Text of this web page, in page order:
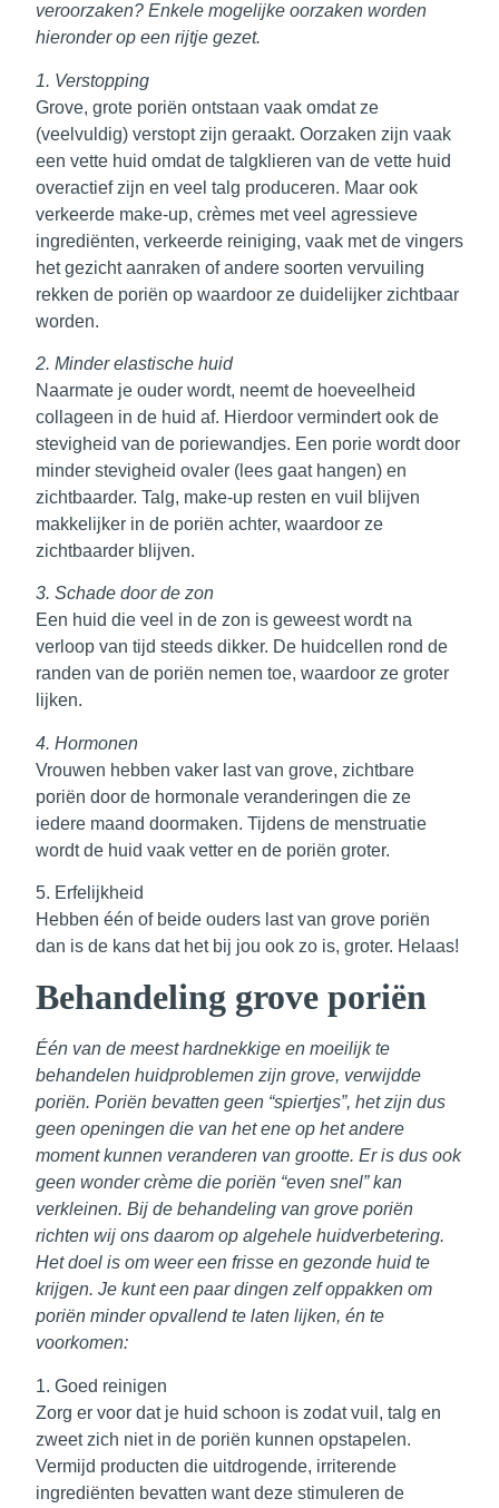
veroorzaken? Enkele mogelijke oorzaken worden
hieronder op een rijtje gezet.
1. Verstopping
Grove, grote poriën ontstaan vaak omdat ze
(veelvuldig) verstopt zijn geraakt. Oorzaken zijn vaak
een vette huid omdat de talgklieren van de vette huid
overactief zijn en veel talg produceren. Maar ook
verkeerde make-up, crèmes met veel agressieve
ingrediënten, verkeerde reiniging, vaak met de vingers
het gezicht aanraken of andere soorten vervuiling
rekken de poriën op waardoor ze duidelijker zichtbaar
worden.
2. Minder elastische huid
Naarmate je ouder wordt, neemt de hoeveelheid
collageen in de huid af. Hierdoor vermindert ook de
stevigheid van de poriewandjes. Een porie wordt door
minder stevigheid ovaler (lees gaat hangen) en
zichtbaarder. Talg, make-up resten en vuil blijven
makkelijker in de poriën achter, waardoor ze
zichtbaarder blijven.
3. Schade door de zon
Een huid die veel in de zon is geweest wordt na
verloop van tijd steeds dikker. De huidcellen rond de
randen van de poriën nemen toe, waardoor ze groter
lijken.
4. Hormonen
Vrouwen hebben vaker last van grove, zichtbare
poriën door de hormonale veranderingen die ze
iedere maand doormaken. Tijdens de menstruatie
wordt de huid vaak vetter en de poriën groter.
5. Erfelijkheid
Hebben één of beide ouders last van grove poriën
dan is de kans dat het bij jou ook zo is, groter. Helaas!
Behandeling grove poriën
Één van de meest hardnekkige en moeilijk te
behandelen huidproblemen zijn grove, verwijdde
poriën. Poriën bevatten geen “spiertjes”, het zijn dus
geen openingen die van het ene op het andere
moment kunnen veranderen van grootte. Er is dus ook
geen wonder crème die poriën “even snel” kan
verkleinen. Bij de behandeling van grove poriën
richten wij ons daarom op algehele huidverbetering.
Het doel is om weer een frisse en gezonde huid te
krijgen. Je kunt een paar dingen zelf oppakken om
poriën minder opvallend te laten lijken, én te
voorkomen:
1. Goed reinigen
Zorg er voor dat je huid schoon is zodat vuil, talg en
zweet zich niet in de poriën kunnen opstapelen.
Vermijd producten die uitdrogende, irriterende
ingrediënten bevatten want deze stimuleren de